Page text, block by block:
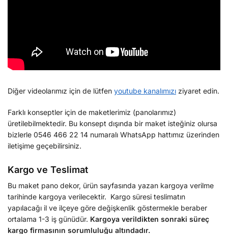
Diğer videolarımız için de lütfen youtube kanalımızı ziyaret edin.
Farklı konseptler için de maketlerimiz (panolarımız)
üretilebilmektedir. Bu konsept dışında bir maket isteğiniz olursa
bizlerle 0546 466 22 14 numaralı WhatsApp hattımız üzerinden
iletişime geçebilirsiniz.
Kargo ve Teslimat
Bu maket pano dekor, ürün sayfasında yazan kargoya verilme
tarihinde kargoya verilecektir. Kargo süresi teslimatın
yapılacağı il ve ilçeye göre değişkenlik göstermekle beraber
ortalama 1-3 iş günüdür. Kargoya verildikten sonraki süreç
kargo firmasının sorumluluğu altındadır.